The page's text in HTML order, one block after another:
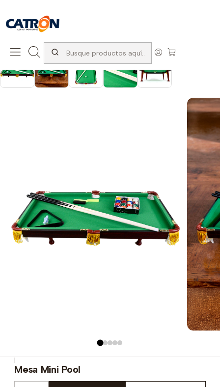
Inicio Productos
|
Mesa Mini Pool